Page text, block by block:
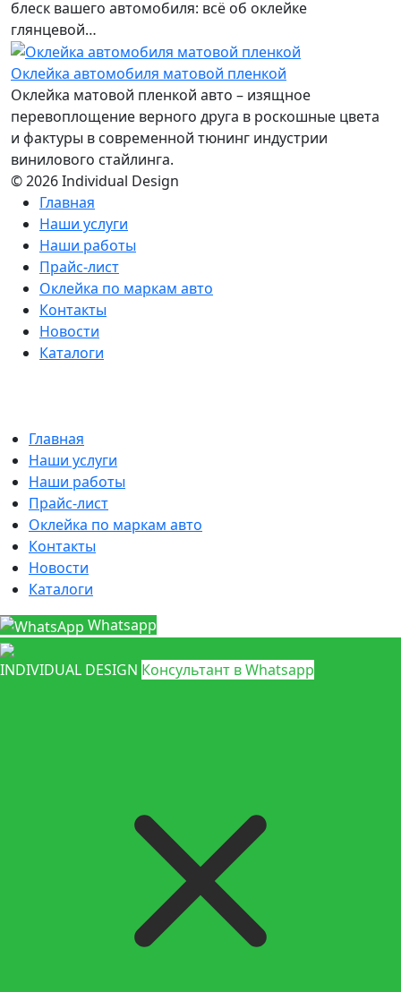
блеск вашего автомобиля: всё об оклейке
глянцевой…
Оклейка автомобиля матовой пленкой
Оклейка матовой пленкой авто – изящное
перевоплощение верного друга в роскошные цвета
и фактуры в современной тюнинг индустрии
винилового стайлинга.
© 2026 Individual Design
Главная
Наши услуги
Наши работы
Прайс-лист
Оклейка по маркам авто
Контакты
Новости
Каталоги
Главная
Наши услуги
Наши работы
Прайс-лист
Оклейка по маркам авто
Контакты
Новости
Каталоги
Whatsapp
INDIVIDUAL DESIGN Консультант в Whatsapp